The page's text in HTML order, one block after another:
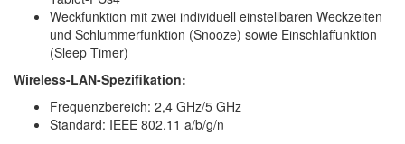
Weckfunktion mit zwei individuell einstellbaren Weckzeiten
und Schlummerfunktion (Snooze) sowie Einschlaffunktion
(Sleep Timer)
Wireless-LAN-Spezifikation:
Frequenzbereich: 2,4 GHz/5 GHz
Standard: IEEE 802.11 a/b/g/n